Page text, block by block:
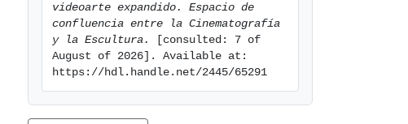
videoarte expandido. Espacio de
confluencia entre la Cinematografía
y la Escultura.
[consulted: 7 of
August of 2026]. Available at:
https://hdl.handle.net/2445/65291